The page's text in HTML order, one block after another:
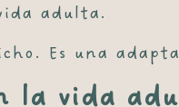
adulta.
. Es una
la vida